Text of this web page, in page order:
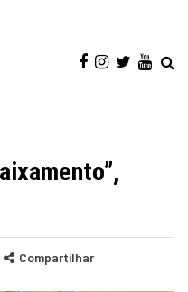
Compartilhar